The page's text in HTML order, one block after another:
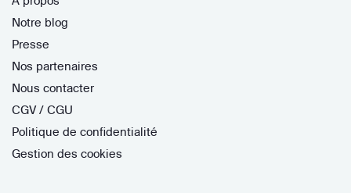
Notre blog
Presse
Nos partenaires
Nous contacter
CGV / CGU
Politique de confidentialité
Gestion des cookies